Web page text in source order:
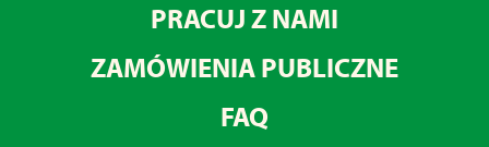
PRACUJ Z NAMI
ZAMÓWIENIA PUBLICZNE
FAQ